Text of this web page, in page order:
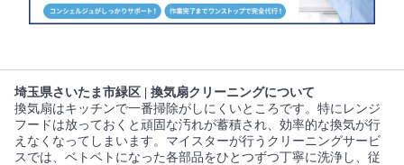
埼玉県さいたま市緑区 | 換気扇クリーニングについて
換気扇はキッチンで一番掃除がしにくいところです。特にレンジ
フードは放っておくと頑固な汚れが蓄積され、効率的な換気が行
えなくなってしまいます。マイスターが行うクリーニングサービ
スでは、ベトベトになった各部品をひとつずつ丁寧に洗浄し、従